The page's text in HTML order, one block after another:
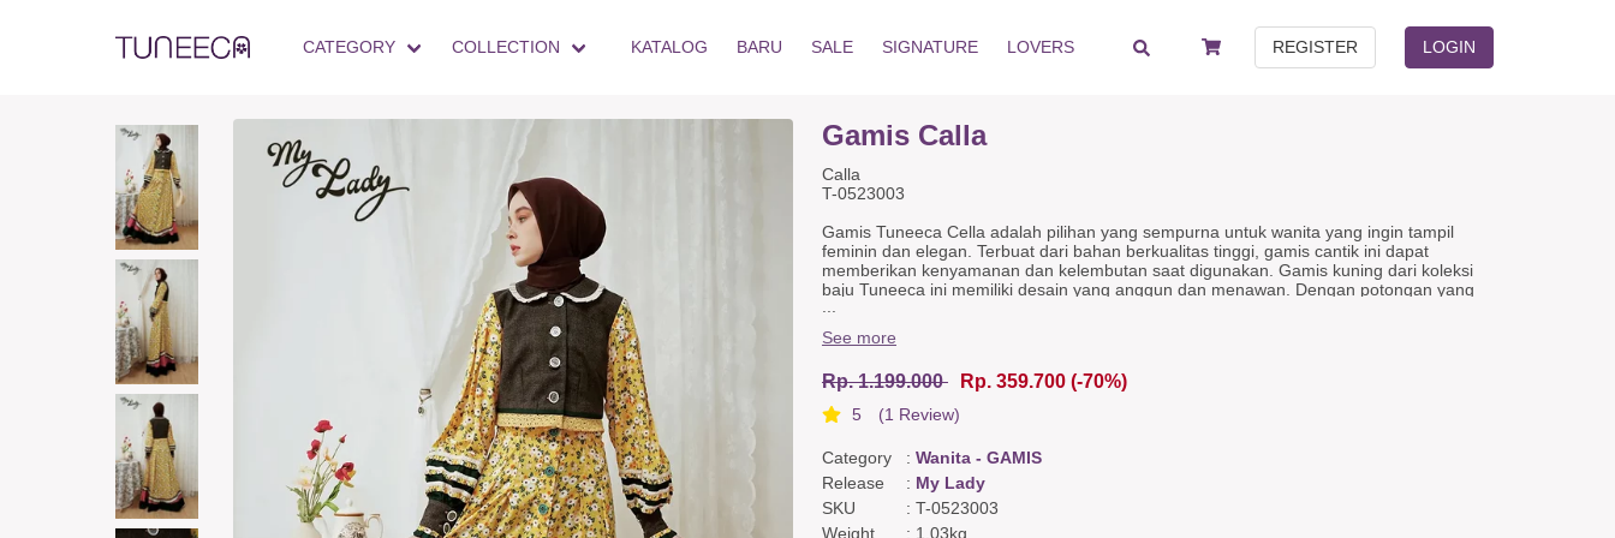
CATEGORY COLLECTION KATALOG BARU SALE SIGNATURE LOVERS REGISTER LOGIN
Gamis Calla
Calla
T-0523003
Gamis Tuneeca Cella adalah pilihan yang sempurna untuk wanita yang ingin tampil
feminin dan elegan. Terbuat dari bahan berkualitas tinggi, gamis cantik ini dapat
memberikan kenyamanan dan kelembutan saat digunakan. Gamis kuning dari koleksi
baju Tuneeca ini memiliki desain yang anggun dan menawan. Dengan potongan yang
pas di tubuh dan panjang yang sesuai, gamis elegan ini memberikan siluet yang indah
dan memperkaya penampilan Anda. Gamis katun ini memiliki desain yang modern
dengan aksen seperti manset mewah, Aksen rompi, dan Aksen Pelisir, sehingga
Dress Detail
Nursing friendly, Full button, Vest accent, Buttoned cuffs.
Kupnat
Color & Fabric
Yellow floral satin, Brown wool, Dark green twill cotton, Peach dobby cotton, Purple twill
See more
Rp. 1.199.000 Rp. 359.700 (-70%)
5 (1 Review)
Category : Wanita - GAMIS
Release
: My Lady
SKU
: T-0523003
Weight
: 1.03kg